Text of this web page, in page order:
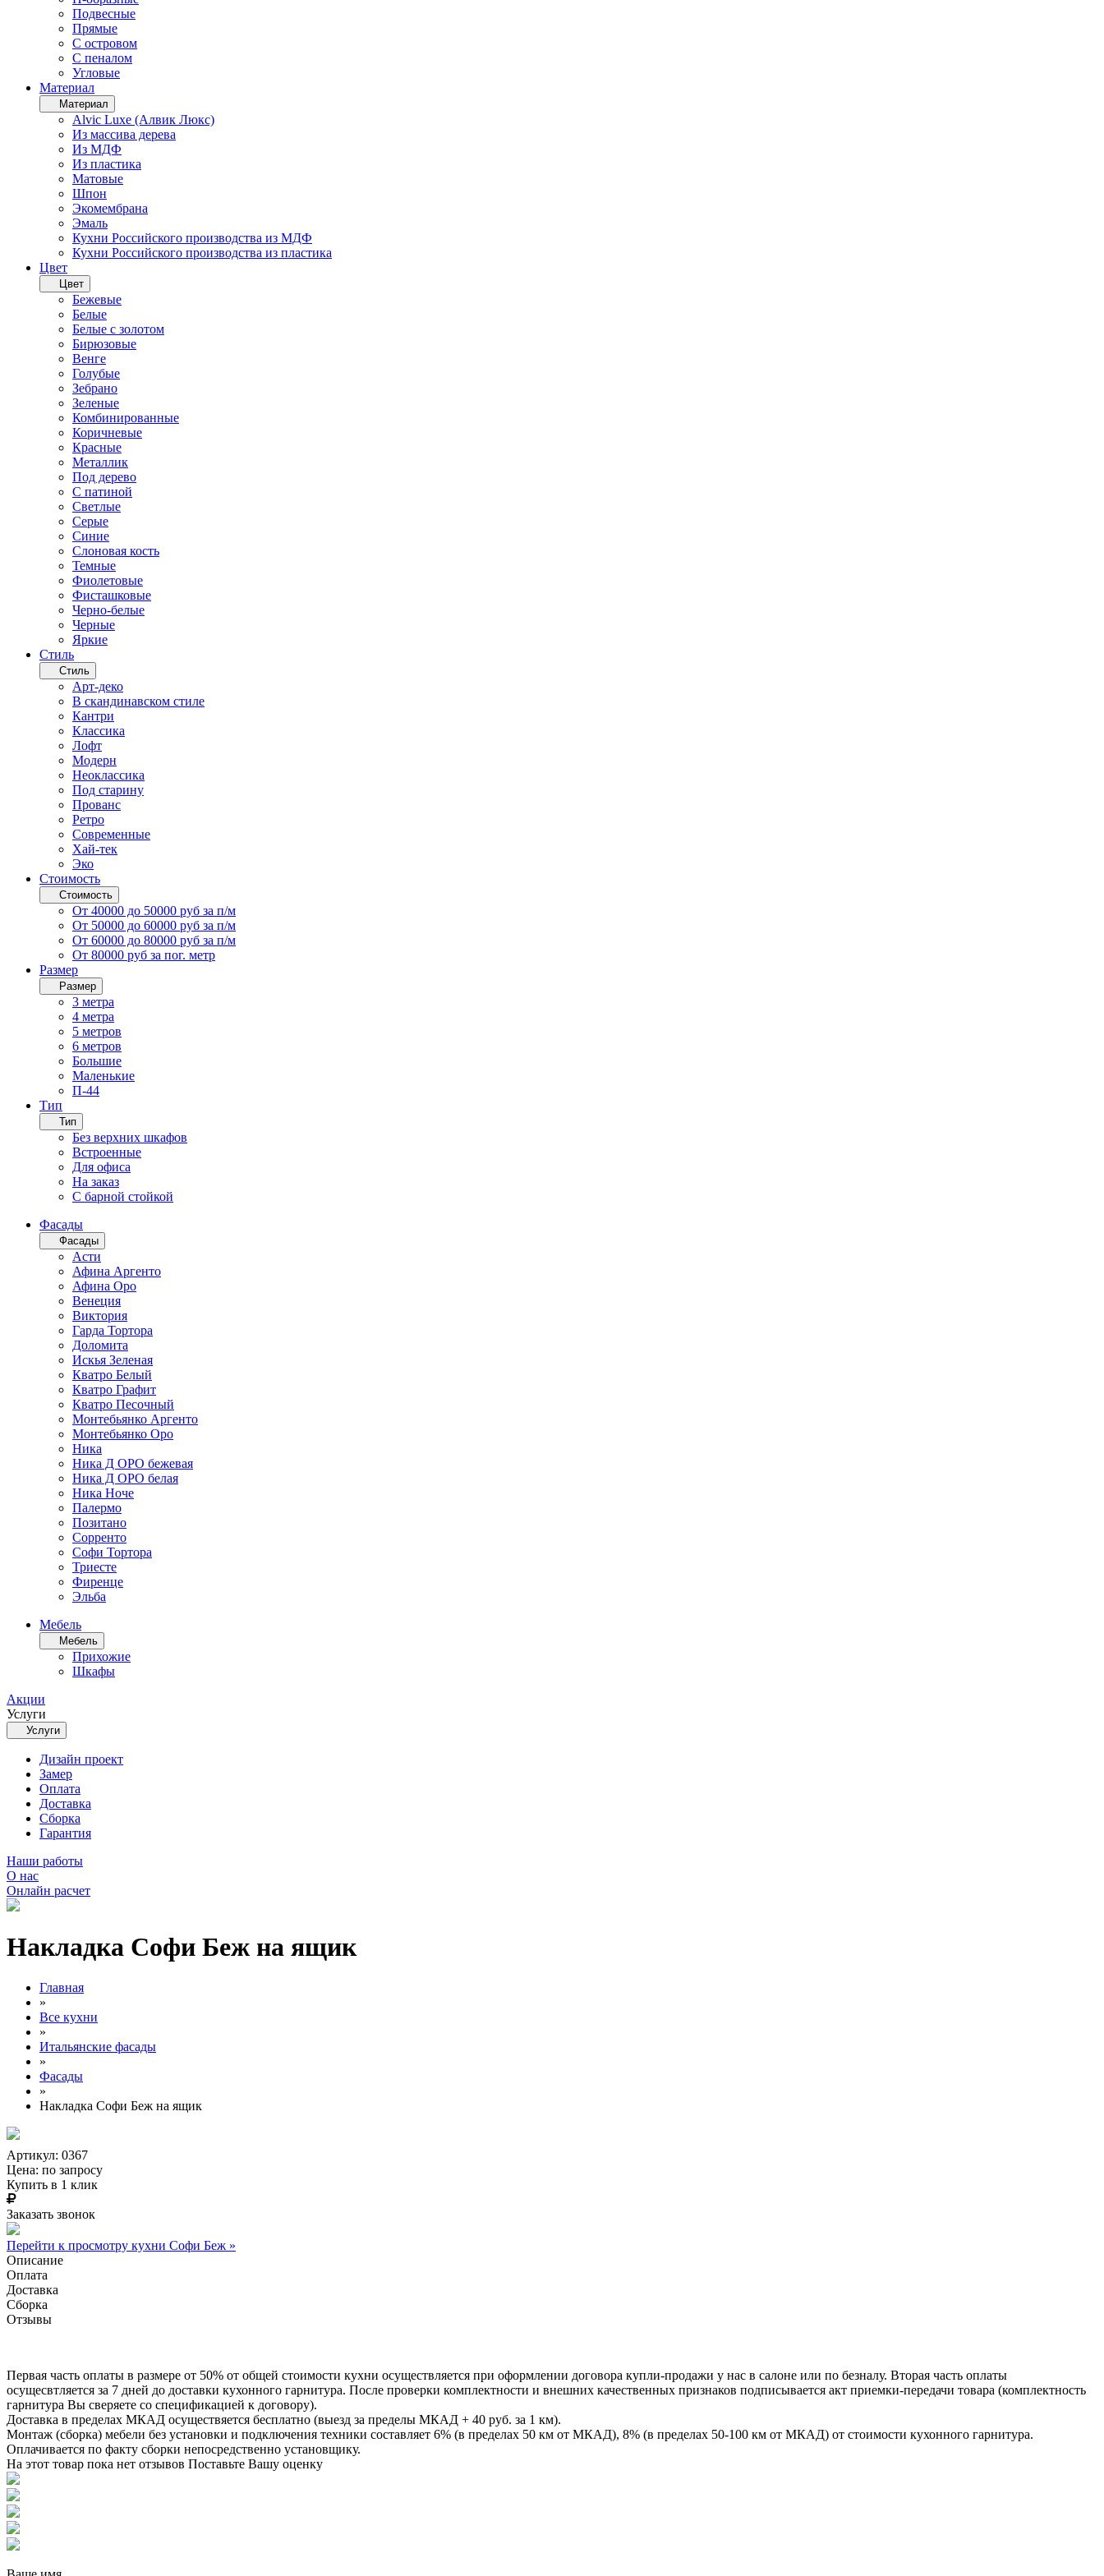
Подвесные
Прямые
С островом
С пеналом
Угловые
Материал
Материал
Alvic Luxe (Алвик Люкс)
Из массива дерева
Из МДФ
Из пластика
Матовые
Шпон
Экомембрана
Эмаль
Кухни Российского производства из МДФ
Кухни Российского производства из пластика
Цвет
Цвет
Бежевые
Белые
Белые с золотом
Бирюзовые
Венге
Голубые
Зебрано
Зеленые
Комбинированные
Коричневые
Красные
Металлик
Под дерево
С патиной
Светлые
Серые
Синие
Слоновая кость
Темные
Фиолетовые
Фисташковые
Черно-белые
Черные
Яркие
Стиль
Стиль
Арт-деко
В скандинавском стиле
Кантри
Классика
Лофт
Модерн
Неоклассика
Под старину
Прованс
Ретро
Современные
Хай-тек
Эко
Стоимость
Стоимость
От 40000 до 50000 руб за п/м
От 50000 до 60000 руб за п/м
От 60000 до 80000 руб за п/м
От 80000 руб за пог. метр
Размер
Размер
3 метра
4 метра
5 метров
6 метров
Большие
Маленькие
П-44
Тип
Тип
Без верхних шкафов
Встроенные
Для офиса
На заказ
С барной стойкой
Фасады
Фасады
Асти
Афина Аргенто
Афина Оро
Венеция
Виктория
Гарда Тортора
Доломита
Искья Зеленая
Кватро Белый
Кватро Графит
Кватро Песочный
Монтебьянко Аргенто
Монтебьянко Оро
Ника
Ника Д ОРО бежевая
Ника Д ОРО белая
Ника Ноче
Палермо
Позитано
Сорренто
Софи Тортора
Триесте
Фиренце
Эльба
Мебель
Мебель
Прихожие
Шкафы
Акции
Услуги
Услуги
Дизайн проект
Замер
Оплата
Доставка
Сборка
Гарантия
Наши работы
О нас
Онлайн расчет
Накладка Софи Беж на ящик
Главная
»
Все кухни
»
Итальянские фасады
»
Фасады
»
Накладка Софи Беж на ящик
Артикул: 0367
Цена: по запросу
Купить в 1 клик
Заказать звонок
Перейти к просмотру кухни Софи Беж »
Описание
Оплата
Доставка
Сборка
Отзывы
Первая часть оплаты в размере от 50% от общей стоимости кухни осуществляется при оформлении договора купли-продажи у нас в салоне или по безналу. Вторая часть оплаты
осущесвтляется за 7 дней до доставки кухонного гарнитура. После проверки комплектности и внешних качественных признаков подписывается акт приемки-передачи товара (комплектность
гарнитура Вы сверяете со спецификацией к договору).
Доставка в пределах МКАД осуществяется бесплатно (выезд за пределы МКАД + 40 руб. за 1 км).
Монтаж (сборка) мебели без установки и подключения техники составляет 6% (в пределах 50 км от МКАД), 8% (в пределах 50-100 км от МКАД) от стоимости кухонного гарнитура.
Оплачивается по факту сборки непосредственно установщику.
На этот товар пока нет отзывов Поставьте Вашу оценку